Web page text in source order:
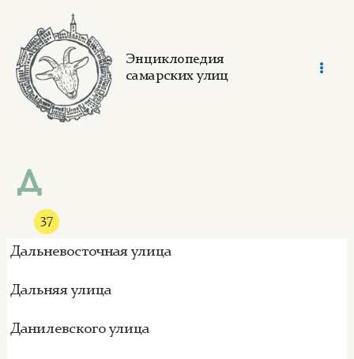
content
Энциклопедия
самарских улиц
Д
37
Дальневосточная улица
Дальняя улица
Данилевского улица